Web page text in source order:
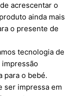
acrescentar o
ainda mais
o presente de
tecnologia de
impressão
para o bebé.
ser impressa em